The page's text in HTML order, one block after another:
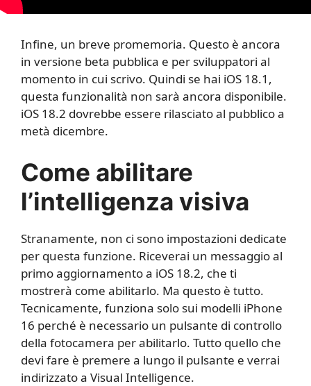
Infine, un breve promemoria. Questo è ancora
in versione beta pubblica e per sviluppatori al
momento in cui scrivo. Quindi se hai iOS 18.1,
questa funzionalità non sarà ancora disponibile.
iOS 18.2 dovrebbe essere rilasciato al pubblico a
metà dicembre.
Come abilitare
l’intelligenza visiva
Stranamente, non ci sono impostazioni dedicate
per questa funzione. Riceverai un messaggio al
primo aggiornamento a iOS 18.2, che ti
mostrerà come abilitarlo. Ma questo è tutto.
Tecnicamente, funziona solo sui modelli iPhone
16 perché è necessario un pulsante di controllo
della fotocamera per abilitarlo. Tutto quello che
devi fare è premere a lungo il pulsante e verrai
indirizzato a Visual Intelligence.